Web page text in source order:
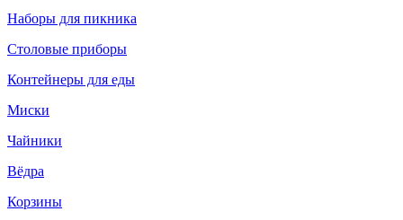
Наборы для пикника
Столовые приборы
Контейнеры для еды
Миски
Чайники
Вёдра
Корзины